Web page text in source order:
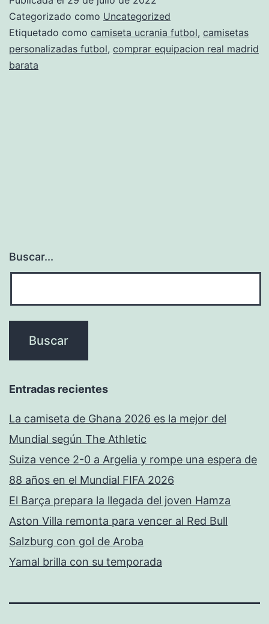
Categorizado como Uncategorized
Etiquetado como camiseta ucrania futbol, camisetas
personalizadas futbol, comprar equipacion real madrid
barata
Buscar...
Entradas recientes
La camiseta de Ghana 2026 es la mejor del
Mundial según The Athletic
Suiza vence 2-0 a Argelia y rompe una espera de
88 años en el Mundial FIFA 2026
El Barça prepara la llegada del joven Hamza
Aston Villa remonta para vencer al Red Bull
Salzburg con gol de Aroba
Yamal brilla con su temporada